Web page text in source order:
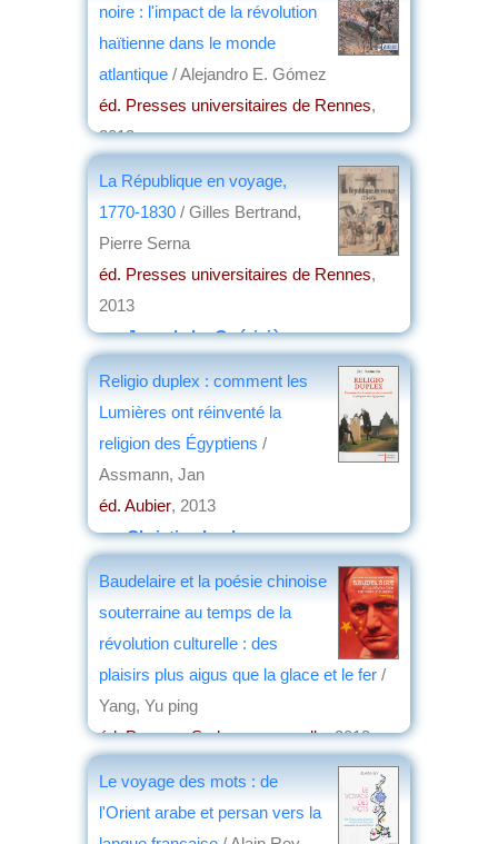
noire : l'impact de la révolution
haïtienne dans le monde
atlantique / Alejandro E. Gómez
éd. Presses universitaires de Rennes,
2013
La République en voyage,
1770-1830 / Gilles Bertrand,
Pierre Serna
éd. Presses universitaires de Rennes,
2013
parJean de La Guérivière
Religio duplex : comment les
Lumières ont réinventé la
religion des Égyptiens /
Assmann, Jan
éd. Aubier, 2013
parChristian Lochon
Baudelaire et la poésie chinoise
souterraine au temps de la
révolution culturelle : des
plaisirs plus aigus que la glace et le fer /
Yang, Yu ping
éd. Presses Sorbonne nouvelle, 2013
Le voyage des mots : de
l'Orient arabe et persan vers la